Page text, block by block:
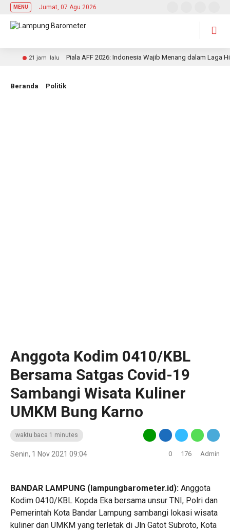
MENU Jumat, 07 Agu 2026
21 jam lalu Piala AFF 2026: Indonesia Wajib Menang dalam Laga
Beranda Politik
Anggota Kodim 0410/KBL
Bersama Satgas Covid-19
Sambangi Wisata Kuliner
UMKM Bung Karno
waktu baca 1 minutes
Senin, 1 Nov 2021 09:04 0 176 Admin
BANDAR LAMPUNG (lampungbarometer.id): Anggota
Kodim 0410/KBL Kopda Eka bersama unsur TNI, Polri dan
Pemerintah Kota Bandar Lampung sambangi lokasi wisata
kuliner dan UMKM yang terletak di Jln Gatot Subroto, Kota